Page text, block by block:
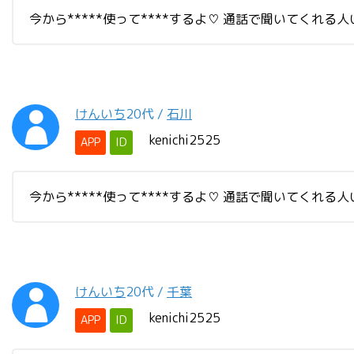
今から*****使って****するよ♡ 通話で聞いてくれる人
けんいち20代 / 石川
APP ID kenichi2525
今から*****使って****するよ♡ 通話で聞いてくれる人
けんいち20代 / 千葉
APP ID kenichi2525